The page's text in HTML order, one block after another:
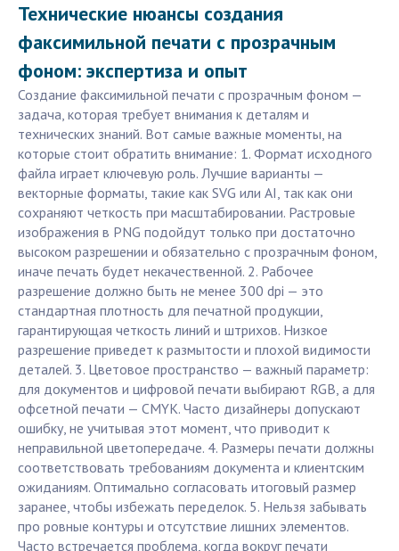
Технические нюансы создания
факсимильной печати с прозрачным
фоном: экспертиза и опыт
Создание факсимильной печати с прозрачным фоном —
задача, которая требует внимания к деталям и
технических знаний. Вот самые важные моменты, на
которые стоит обратить внимание: 1. Формат исходного
файла играет ключевую роль. Лучшие варианты —
векторные форматы, такие как SVG или AI, так как они
сохраняют четкость при масштабировании. Растровые
изображения в PNG подойдут только при достаточно
высоком разрешении и обязательно с прозрачным фоном,
иначе печать будет некачественной. 2. Рабочее
разрешение должно быть не менее 300 dpi — это
стандартная плотность для печатной продукции,
гарантирующая четкость линий и штрихов. Низкое
разрешение приведет к размытости и плохой видимости
деталей. 3. Цветовое пространство — важный параметр:
для документов и цифровой печати выбирают RGB, а для
офсетной печати — CMYK. Часто дизайнеры допускают
ошибку, не учитывая этот момент, что приводит к
неправильной цветопередаче. 4. Размеры печати должны
соответствовать требованиям документа и клиентским
ожиданиям. Оптимально согласовать итоговый размер
заранее, чтобы избежать переделок. 5. Нельзя забывать
про ровные контуры и отсутствие лишних элементов.
Часто встречается проблема, когда вокруг печати